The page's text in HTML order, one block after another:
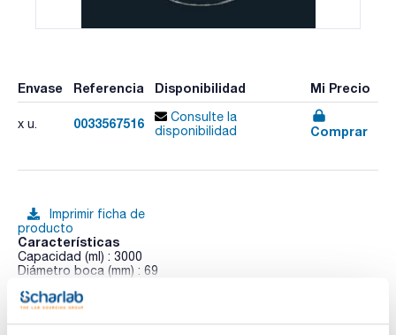
Envase Referencia Disponibilidad Mi Precio
x u. 0033567516
Consulte la
disponibilidad
Comprar
Imprimir ficha de
producto
Características
Capacidad (ml) : 3000
Diámetro boca (mm) : 69
Doble escala graduada : No
Retrace code : No
Pack (u.) : 1
Ver más